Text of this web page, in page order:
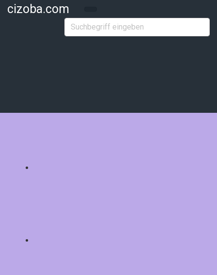
Zum Hauptinhalt springen
cizoba.com